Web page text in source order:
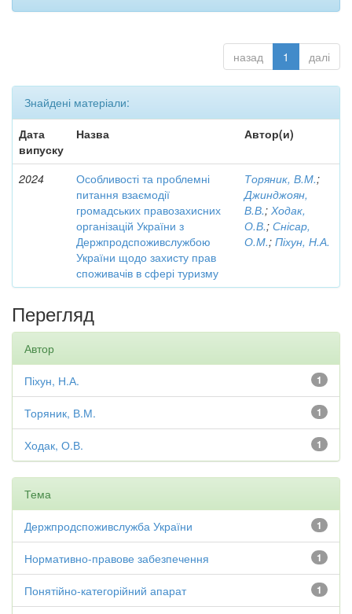
назад 1 далі
Знайдені матеріали:
Дата
випуску
Назва Автор(и)
2024
Особливості та проблемні
питання взаємодії
громадських правозахисних
організацій України з
Держпродспоживслужбою
України щодо захисту прав
споживачів в сфері туризму
Торяник, В.М.;
Джинджоян,
В.В.; Ходак,
О.В.; Снісар,
О.М.; Піхун, Н.А.
Перегляд
Автор
1
Піхун, Н.А.
1
Торяник, В.М.
1
Ходак, О.В.
Тема
1
Держпродспоживслужба України
1
Нормативно-правове забезпечення
1
Понятійно-категорійний апарат